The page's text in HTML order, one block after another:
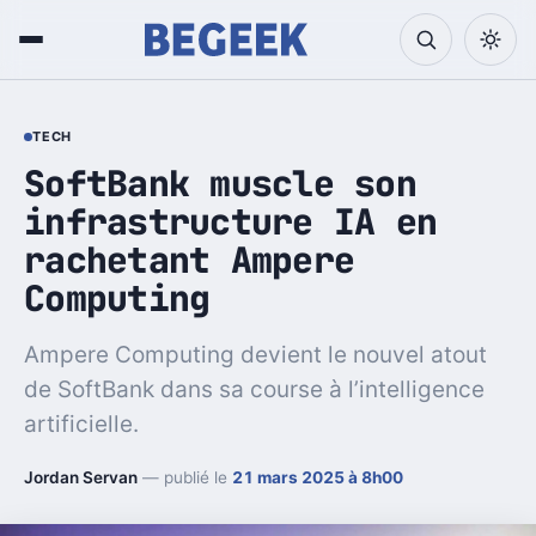
TECH
SoftBank muscle son
infrastructure IA en
rachetant Ampere
Computing
Ampere Computing devient le nouvel atout
de SoftBank dans sa course à l’intelligence
artificielle.
Jordan Servan — publié le 21 mars 2025 à 8h00